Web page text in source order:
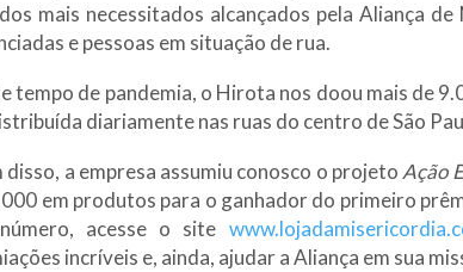
mais necessitados alcançados pela Aliança
e pessoas em situação de rua.
tempo de pandemia, o Hirota nos doou mais de
diariamente nas ruas do centro de São
disso, a empresa assumiu conosco o projeto Ação
em produtos para o ganhador do primeiro
acesse o site
incríveis e, ainda, ajudar a Aliança em sua